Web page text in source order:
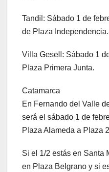
Tandil: Sábado 1 de
de Plaza Independencia.
Villa Gesell: Sábado 1
Plaza Primera Junta.
Catamarca
En Fernando del Valle
será el sábado 1 de
Plaza Alameda a Plaza
Si el 1/2 estás en Santa
en Plaza Belgrano y si